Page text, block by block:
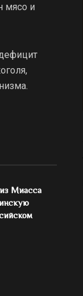
мясо и
Миасса